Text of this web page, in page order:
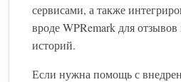
сервисами, а также
вроде WPRemark для
историй.
Если нужна помощь с